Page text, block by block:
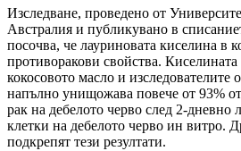
Изследване, проведено от
Австралия и публикувано в
посочва, че лауриновата киселина в
противоракови свойства. Киселината
кокосовото масло и изследователите
напълно унищожава повече от 93%
рак на дебелото черво след 2-дневно
клетки на дебелото черво ин витро.
подкрепят тези резултати.